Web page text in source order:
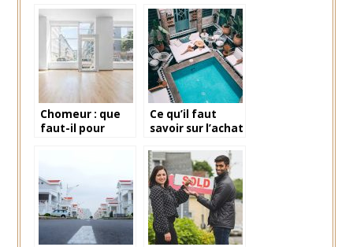
comprendre ?
estimation
immobiliere
Chomeur : que
faut-il pour
Ce qu’il faut
savoir sur l’achat
Maroc